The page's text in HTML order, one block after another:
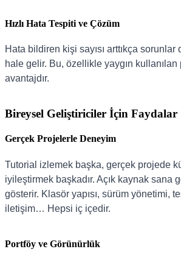
Hızlı Hata Tespiti ve Çözüm
Hata bildiren kişi sayısı arttıkça sorunlar
hale gelir. Bu, özellikle yaygın
avantajdır.
Bireysel Geliştiriciler İçin Faydalar
Gerçek Projelerle Deneyim
Tutorial izlemek başka, gerçek projede
iyileştirmek başkadır. Açık kaynak sana
gösterir. Klasör yapısı, sürüm yönetimi,
iletişim… Hepsi iç içedir.
Portföy ve Görünürlük